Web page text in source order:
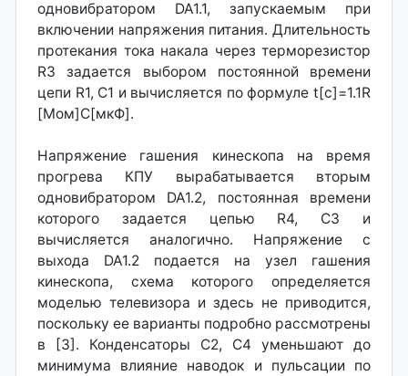
одновибратором DA1.1, запускаемым при
включении напряжения питания. Длительность
протекания тока накала через терморезистор
R3 задается выбором постоянной времени
цепи R1, С1 и вычисляется по формуле t[c]=1.1R
[Мом]С[мкФ].
Напряжение гашения кинескопа на время
прогрева КПУ вырабатывается вторым
одновибратором DA1.2, постоянная времени
которого задается цепью R4, СЗ и
вычисляется аналогично. Напряжение с
выхода DA1.2 подается на узел гашения
кинескопа, схема которого определяется
моделью телевизора и здесь не приводится,
поскольку ее варианты подробно рассмотрены
в [З]. Конденсаторы С2, С4 уменьшают до
минимума влияние наводок и пульсации по